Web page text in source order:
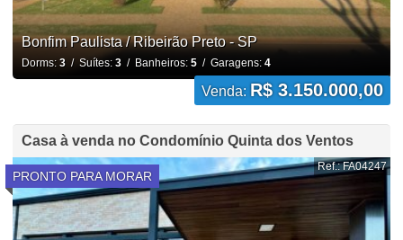
Bonfim Paulista / Ribeirão Preto - SP
Dorms: 3/ Suítes: 3/ Banheiros: 5/ Garagens: 4
Venda: R$ 3.150.000,00
Casa à venda no Condomínio Quinta dos Ventos
PRONTO PARA MORAR
Ref.: FA04247